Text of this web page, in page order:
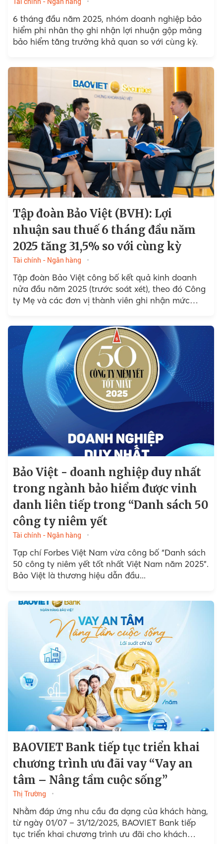
Tài chính - Ngân hàng
6 tháng đầu năm 2025, nhóm doanh nghiệp bảo
hiểm phi nhân thọ ghi nhận lợi nhuận gộp mảng
bảo hiểm tăng trưởng khả quan so với cùng kỳ.
Tập đoàn Bảo Việt (BVH): Lợi
nhuận sau thuế 6 tháng đầu năm
2025 tăng 31,5% so với cùng kỳ
Tài chính - Ngân hàng
Tập đoàn Bảo Việt công bố kết quả kinh doanh
nửa đầu năm 2025 (trước soát xét), theo đó Công
ty Mẹ và các đơn vị thành viên ghi nhận mức
Bảo Việt - doanh nghiệp duy nhất
trong ngành bảo hiểm được vinh
danh liên tiếp trong “Danh sách 50
công ty niêm yết
Tài chính - Ngân hàng
Tạp chí Forbes Việt Nam vừa công bố “Danh sách
50 công ty niêm yết tốt nhất Việt Nam năm 2025”.
Bảo Việt là thương hiệu dẫn đầu...
BAOVIET Bank tiếp tục triển khai
chương trình ưu đãi vay “Vay an
tâm – Nâng tầm cuộc sống”
Thị Trường
Nhằm đáp ứng nhu cầu đa dạng của khách hàng,
từ ngày 01/07 – 31/12/2025, BAOVIET Bank tiếp
tục triển khai chương trình ưu đãi cho khách